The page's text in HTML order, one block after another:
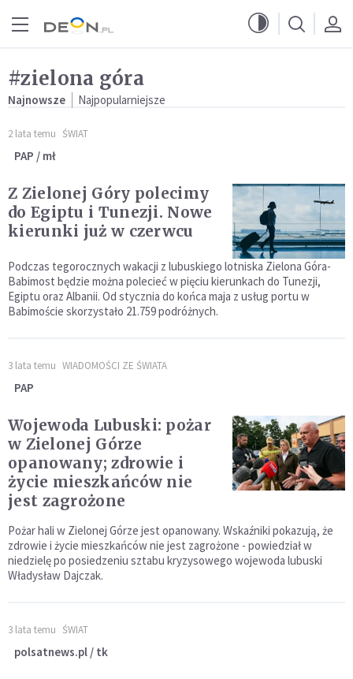
#zielona góra
Najnowsze Najpopularniejsze
2 lata temu ŚWIAT
PAP / mł
Z Zielonej Góry polecimy
do Egiptu i Tunezji. Nowe
kierunki już w czerwcu
Podczas tegorocznych wakacji z lubuskiego lotniska Zielona Góra-
Babimost będzie można polecieć w pięciu kierunkach do Tunezji,
Egiptu oraz Albanii. Od stycznia do końca maja z usług portu w
Babimoście skorzystało 21.759 podróżnych.
3 lata temu WIADOMOŚCI ZE ŚWIATA
PAP
Wojewoda Lubuski: pożar
w Zielonej Górze
opanowany; zdrowie i
życie mieszkańców nie
jest zagrożone
Pożar hali w Zielonej Górze jest opanowany. Wskaźniki pokazują, że
zdrowie i życie mieszkańców nie jest zagrożone - powiedział w
niedzielę po posiedzeniu sztabu kryzysowego wojewoda lubuski
Władysław Dajczak.
3 lata temu ŚWIAT
polsatnews.pl / tk